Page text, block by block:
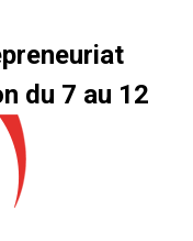
du 7 au 12